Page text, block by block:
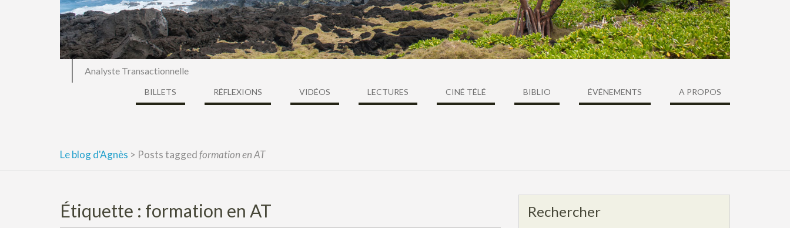
Analyste Transactionnelle
BILLETS RÉFLEXIONS VIDÉOS LECTURES CINÉ TÉLÉ BIBLIO ÉVÉNEMENTS A PROPOS
Le blog d'Agnès > Posts taggedformation en AT
Étiquette : formation en AT Rechercher